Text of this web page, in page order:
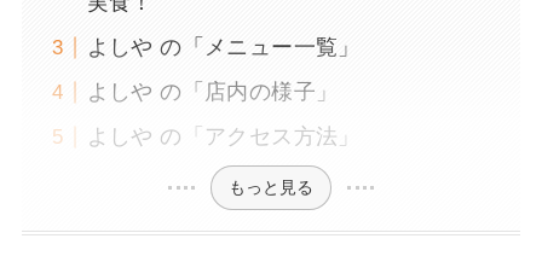
よしや の「メニュー一覧」
よしや の「店内の様子」
よしや の「アクセス方法」
もっと見る